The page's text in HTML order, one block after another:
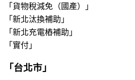
「 貨物稅減免（國產） 」
「 新北汰換補助 」
「 新北充電樁補助 」
「 實付 」
「 台北市 」